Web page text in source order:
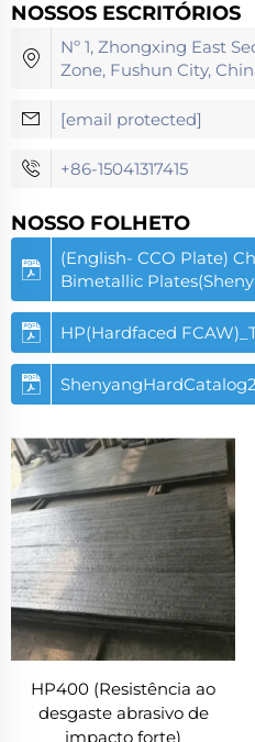
NOSSOS ESCRITÓRIOS
Nº 1, Zhongxing East
Zone, Fushun City,
[email protected]
+86-15041317415
NOSSO FOLHETO
(English- CCO Plate)
Bimetallic
HP(Hardfaced
HP400 (Resistência ao
desgaste abrasivo de
impacto forte)